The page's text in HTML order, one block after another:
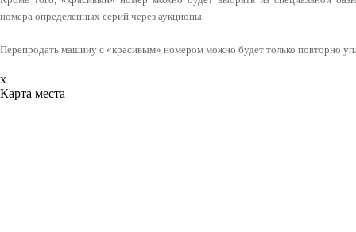
номера определенных серий через аукционы.
Перепродать машину с «красивым» номером можно будет только повторно
x
Карта места